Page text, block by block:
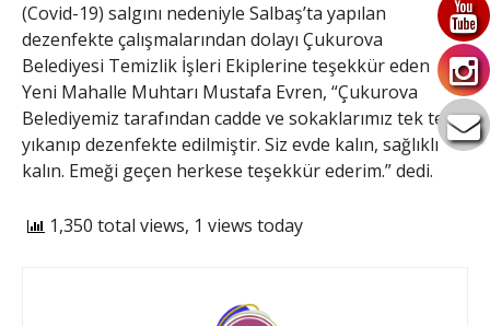
(Covid-19) salgını nedeniyle Salbaş’ta yapılan
dezenfekte çalışmalarından dolayı Çukurova
Belediyesi Temizlik İşleri Ekiplerine teşekkür eden
Yeni Mahalle Muhtarı Mustafa Evren, “Çukurova
Belediyemiz tarafından cadde ve sokaklarımız tek tek
yıkanıp dezenfekte edilmiştir. Siz evde kalın, sağlıklı
kalın. Emeği geçen herkese teşekkür ederim.” dedi.
1,350 total views, 1 views today